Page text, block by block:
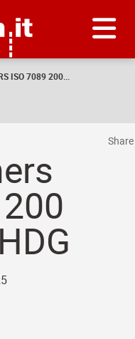
ISO 7089 200...
Share